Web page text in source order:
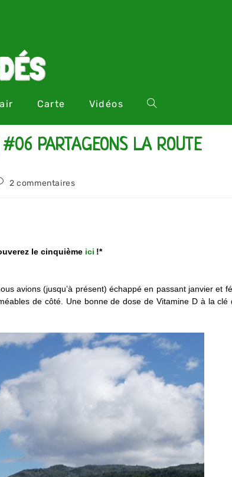
Carte Vidéos
PARTAGEONS LA ROUTE
2 commentaires
le cinquième ici !*
avions (jusqu’à présent) échappé en passant janvier et
de côté. Une bonne de dose de Vitamine D à la clé